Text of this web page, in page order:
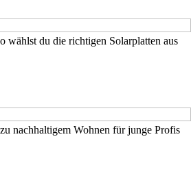
wählst du die richtigen Solarplatten aus
nachhaltigem Wohnen für junge Profis